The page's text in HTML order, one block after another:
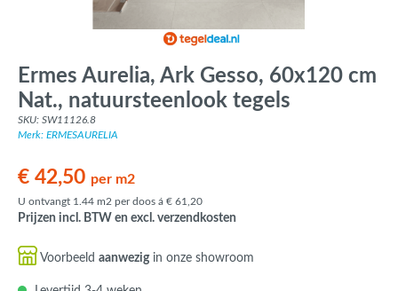
Ermes Aurelia, Ark Gesso, 60x120 cm
Nat., natuursteenlook tegels
SKU: SW11126.8
Merk: ERMESAURELIA
€ 42,50 per m2
U ontvangt 1.44 m2 per doos á € 61,20
Prijzen incl. BTW en excl. verzendkosten
Voorbeeld aanwezigin onze showroom